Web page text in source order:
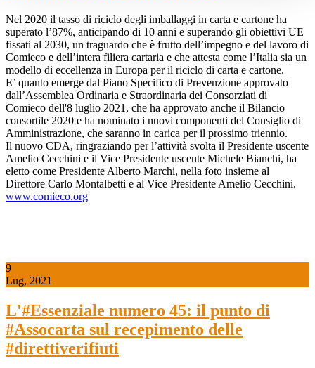
Nel 2020 il tasso di riciclo degli imballaggi in carta e cartone ha
superato l’87%, anticipando di 10 anni e superando gli obiettivi UE
fissati al 2030, un traguardo che è frutto dell’impegno e del lavoro di
Comieco e dell’intera filiera cartaria e che attesta come l’Italia sia un
modello di eccellenza in Europa per il riciclo di carta e cartone.
E’ quanto emerge dal Piano Specifico di Prevenzione approvato
dall’Assemblea Ordinaria e Straordinaria dei Consorziati di
Comieco dell'8 luglio 2021, che ha approvato anche il Bilancio
consortile 2020 e ha nominato i nuovi componenti del Consiglio di
Amministrazione, che saranno in carica per il prossimo triennio.
Il nuovo CDA, ringraziando per l’attività svolta il Presidente uscente
Amelio Cecchini e il Vice Presidente uscente Michele Bianchi, ha
eletto come Presidente Alberto Marchi, nella foto insieme al
Direttore Carlo Montalbetti e al Vice Presidente Amelio Cecchini.
www.comieco.org
9
Lug, 2021
L'#Essenziale numero 45: il punto di
#Assocarta sul recepimento delle
#direttiverifiuti